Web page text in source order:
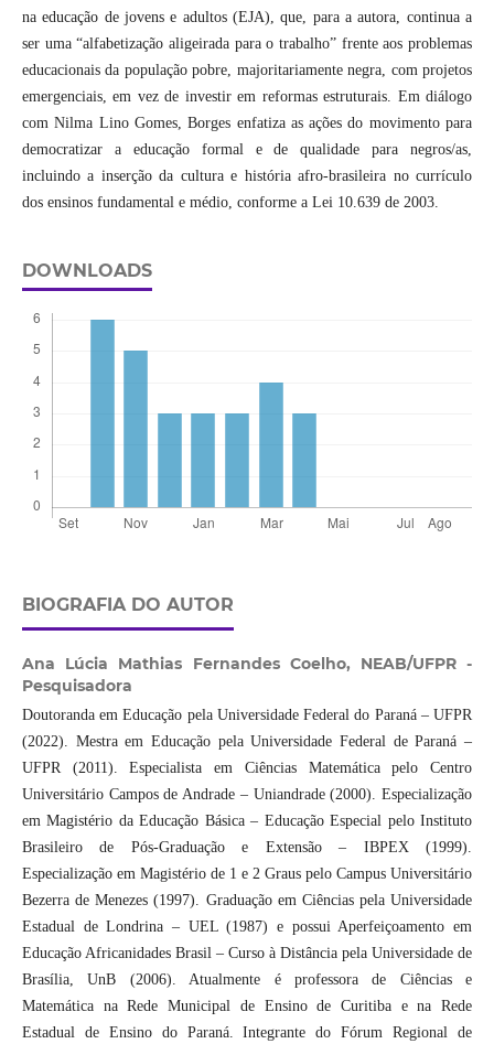
na educação de jovens e adultos (EJA), que, para a autora, continua a
ser uma “alfabetização aligeirada para o trabalho” frente aos problemas
educacionais da população pobre, majoritariamente negra, com projetos
emergenciais, em vez de investir em reformas estruturais. Em diálogo
com Nilma Lino Gomes, Borges enfatiza as ações do movimento para
democratizar a educação formal e de qualidade para negros/as,
incluindo a inserção da cultura e história afro-brasileira no currículo
dos ensinos fundamental e médio, conforme a Lei 10.639 de 2003.
DOWNLOADS
BIOGRAFIA DO AUTOR
Ana Lúcia Mathias Fernandes Coelho, NEAB/UFPR -
Pesquisadora
Doutoranda em Educação pela Universidade Federal do Paraná – UFPR
(2022). Mestra em Educação pela Universidade Federal de Paraná –
UFPR (2011). Especialista em Ciências Matemática pelo Centro
Universitário Campos de Andrade – Uniandrade (2000). Especialização
em Magistério da Educação Básica – Educação Especial pelo Instituto
Brasileiro de Pós-Graduação e Extensão – IBPEX (1999).
Especialização em Magistério de 1 e 2 Graus pelo Campus Universitário
Bezerra de Menezes (1997). Graduação em Ciências pela Universidade
Estadual de Londrina – UEL (1987) e possui Aperfeiçoamento em
Educação Africanidades Brasil – Curso à Distância pela Universidade de
Brasília, UnB (2006). Atualmente é professora de Ciências e
Matemática na Rede Municipal de Ensino de Curitiba e na Rede
Estadual de Ensino do Paraná. Integrante do Fórum Regional de